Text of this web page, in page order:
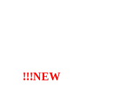
!!!NEW Тепер ти можеш